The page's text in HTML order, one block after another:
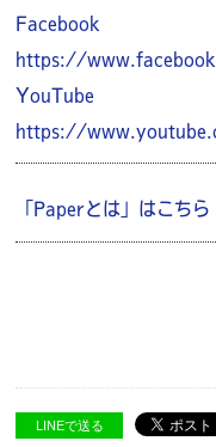
Facebook
https://
YouTube
https://
「Paperとは」はこちら
LINEで送る